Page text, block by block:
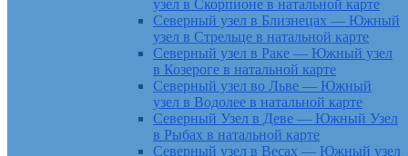
узел в Скорпионе в натальной карте
Северный узел в Близнецах — Южный
узел в Стрельце в натальной карте
Северный узел в Раке — Южный узел
в Козероге в натальной карте
Северный узел во Льве — Южный
узел в Водолее в натальной карте
Северный Узел в Деве — Южный Узел
в Рыбах в натальной карте
Северный узел в Весах — Южный узел